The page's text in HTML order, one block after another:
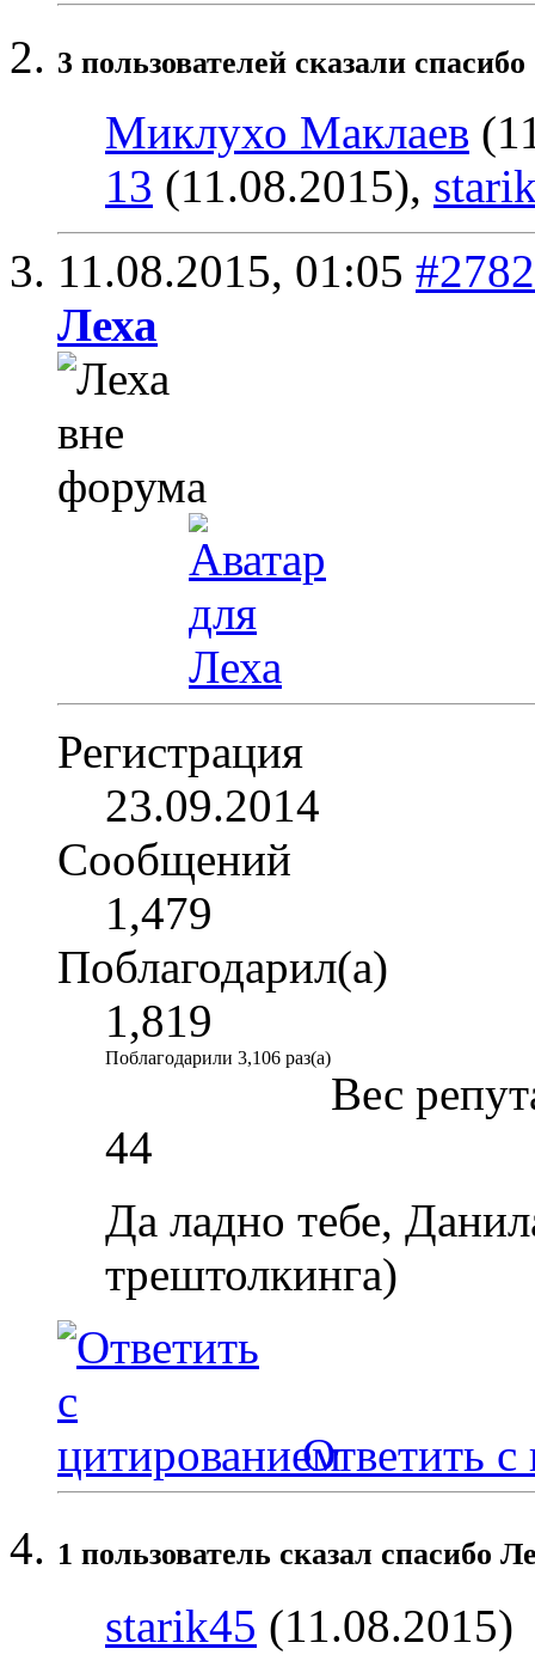
3 пользователей сказали
Миклухо Маклаев
13 (11.08.2015),
11.08.2015, 01:05 #2782
Леха
Регистрация
23.09.2014
Сообщений
1,479
Поблагодарил(а)
1,819
Поблагодарили 3,106 раз(а)
Вес
44
Да ладно тебе,
трештолкинга)
Ответить с
1 пользователь сказал cпасибо
starik45 (11.08.2015)